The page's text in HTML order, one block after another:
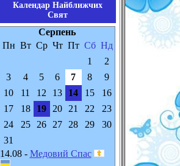
Календар Найближчих
Свят
Серпень
Пн Вт Ср Чт Пт Сб Нд
1
2
3
4 5 6 7 8
9
10
11 12 13 14 15
16
17
18 19 20 21 22
23
24
25 26 27 28 29
30
31
14.08 - Медовий Спас